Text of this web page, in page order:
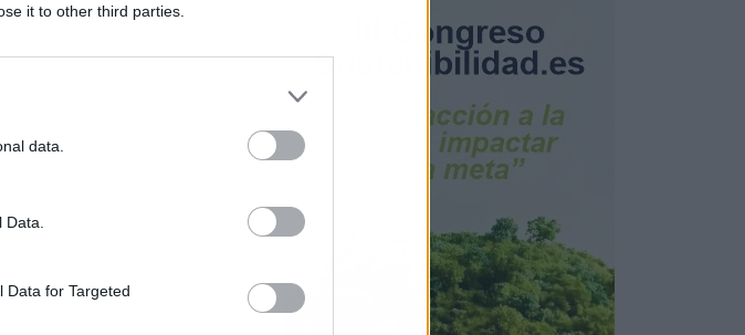
it to other third parties.
data.
Data for Targeted